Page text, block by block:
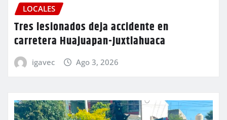
LOCALES
Tres lesionados deja accidente en
carretera Huajuapan-Juxtlahuaca
igavec Ago 3, 2026